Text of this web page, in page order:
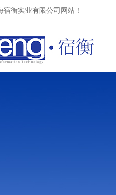
衡实业有限公司网站！